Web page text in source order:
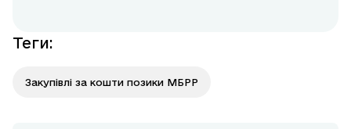
Теги:
Закупівлі за кошти позики МБРР